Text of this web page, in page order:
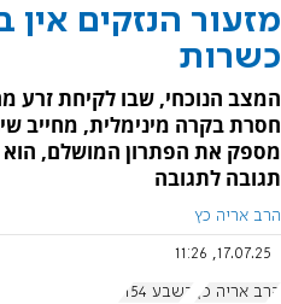
מזעור הנזקים
כשרות
המצב הנוכחי, שבו לקיחת זרע
חסרת בקרה מינימלית, מחייב
מספק את הפתרון המושלם,
תגובה לתגובה
הרב אריה כץ
17.07.25, 11:26
הרב אריה כץ בשבע 1154